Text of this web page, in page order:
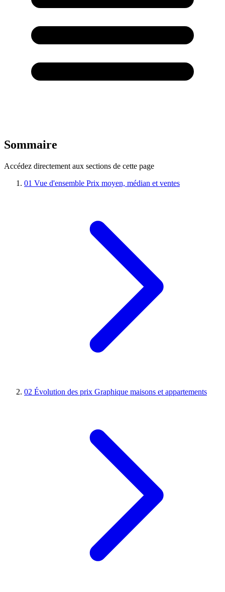
Sommaire
Accédez directement aux sections de cette page
01 Vue d'ensemble Prix moyen, médian et ventes
02 Évolution des prix Graphique maisons et appartements